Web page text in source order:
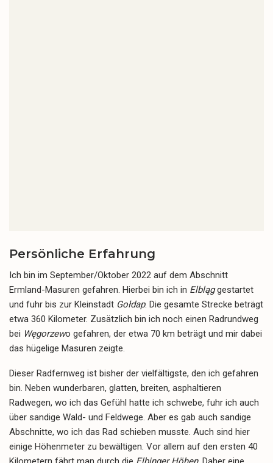
Persönliche Erfahrung
Ich bin im September/Oktober 2022 auf dem Abschnitt
Ermland-Masuren gefahren. Hierbei bin ich in Elbląggestartet
und fuhr bis zur Kleinstadt Gołdap. Die gesamte Strecke beträgt
etwa 360 Kilometer. Zusätzlich bin ich noch einen Radrundweg
bei Węgorzewo gefahren, der etwa 70 km beträgt und mir dabei
das hügelige Masuren zeigte.
Dieser Radfernweg ist bisher der vielfältigste, den ich gefahren
bin. Neben wunderbaren, glatten, breiten, asphaltieren
Radwegen, wo ich das Gefühl hatte ich schwebe, fuhr ich auch
über sandige Wald- und Feldwege. Aber es gab auch sandige
Abschnitte, wo ich das Rad schieben musste. Auch sind hier
einige Höhenmeter zu bewältigen. Vor allem auf den ersten 40